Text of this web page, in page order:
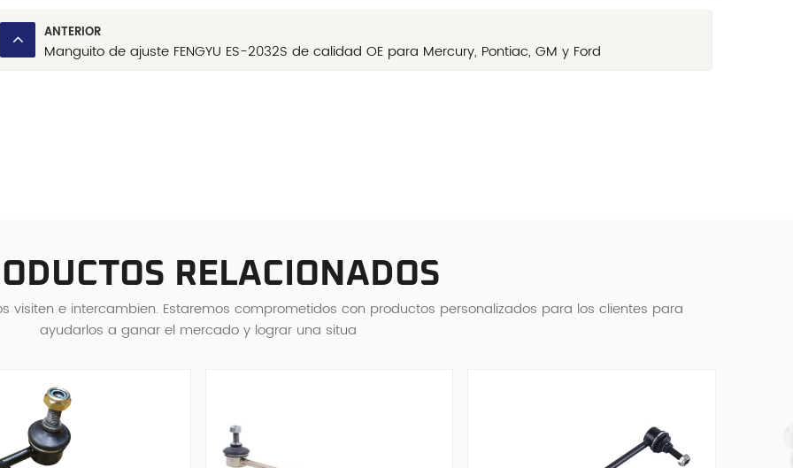
ANTERIOR
Manguito de ajuste FENGYU ES-2032S de calidad OE para Mercury, Pontiac, GM y Ford
RELACIONADOS
visiten e intercambien. Estaremos comprometidos con productos personalizados para los clientes para
ayudarlos a ganar el mercado y lograr una situa